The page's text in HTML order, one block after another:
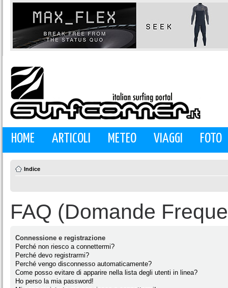
HOME ARTICOLI METEO VIAGGI FOTO
Indice
FAQ (Domande
Connessione e registrazione
Perché non riesco a connettermi?
Perché devo registrarmi?
Perché vengo disconnesso automaticamente?
Come posso evitare di apparire nella lista degli utenti in linea?
Ho perso la mia password!